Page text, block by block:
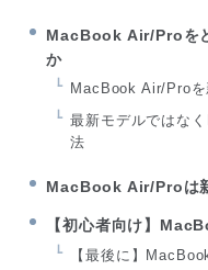
MacBook Air/Proを
か
MacBook Air/Proを
最新モデルではな
法
MacBook Air/Proは
【初心者向け】
【最後に】